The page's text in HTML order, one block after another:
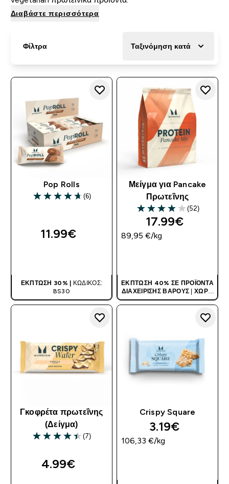
Διαβάστε περισσότερα
Φίλτρα Ταξινόμηση κατά
Pop Rolls
4.67 out of 5 stars
(6)
11.99€‎
ΈΚΠΤΩΣΗ 30% |
ΚΩΔΙΚΌΣ:
BS30
Μείγμα για Pancake
Πρωτεΐνης
3.92 out of 5 stars
(52)
17.99€‎
89,95 €‎/kg
ΈΚΠΤΩΣΗ 40% ΣΕ ΠΡΟΪΌΝΤΑ
ΔΙΑΧΕΊΡΙΣΗΣ ΒΆΡΟΥΣ
ΧΩΡΊΣ
ΚΩΔΙΚΌ
Γκοφρέτα πρωτεΐνης
(Δείγμα)
4.43 out of 5 stars
(7)
4.99€‎
Crispy Square
3.19€‎
106,33 €‎/kg